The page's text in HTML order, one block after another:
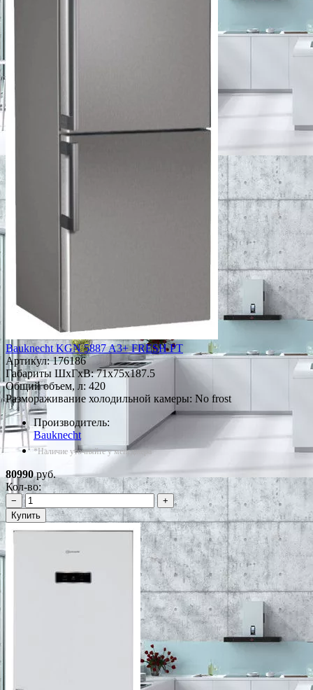
Bauknecht KGN 5887 A3+ FRESH PT
Артикул:176186
Габариты ШxГxВ: 71x75x187.5
Общий объем, л: 420
Размораживание холодильной камеры: No frost
Производитель:
Bauknecht
*Наличие уточняйте у менеджера
80990руб.
Кол-во:
−
+
Купить